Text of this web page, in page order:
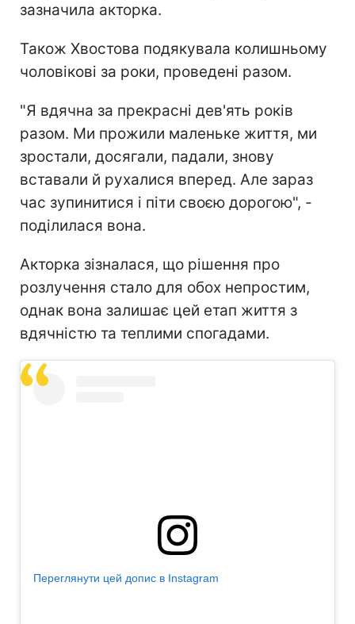
зазначила акторка.
Також Хвостова подякувала колишньому
чоловікові за роки, проведені разом.
"Я вдячна за прекрасні дев'ять років
разом. Ми прожили маленьке життя, ми
зростали, досягали, падали, знову
вставали й рухалися вперед. Але зараз
час зупинитися і піти своєю дорогою", -
поділилася вона.
Акторка зізналася, що рішення про
розлучення стало для обох непростим,
однак вона залишає цей етап життя з
вдячністю та теплими спогадами.
Переглянути цей допис в Instagram